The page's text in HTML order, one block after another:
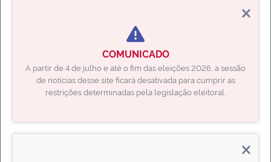
PROTEÇÃO DE CPF
Bloqueie seu CPF e evite fraudes ou golpes em aberturas de empresas ou
alterações contratuais
COMUNICADO
A partir de 4 de julho e até o fim das eleições 2026, a sessão
de notícias desse site ficará desativada para cumprir as
restrições determinadas pela legislação eleitoral.